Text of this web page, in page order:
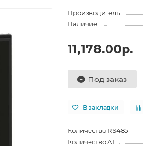
Производитель:
Наличие:
11,178.00р.
Под заказ
В закладки
Количество RS485
Количество AI